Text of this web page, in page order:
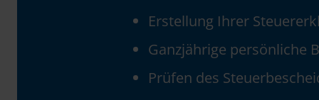
Erstellung Ihrer
Ganzjährige persönliche
Prüfen des